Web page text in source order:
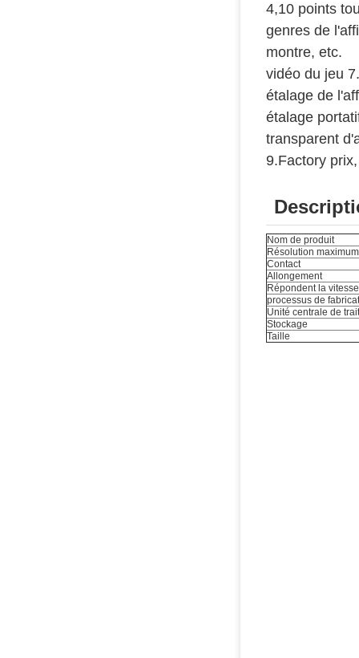
4,10 points
genres de
montre, etc.
vidéo du jeu
étalage de
étalage
transparent
9.Factory
Nom de produit
Résolution maximum
Contact
Allongement
Répondent la vitesse
processus de
Unité centrale de
Stockage
Taille